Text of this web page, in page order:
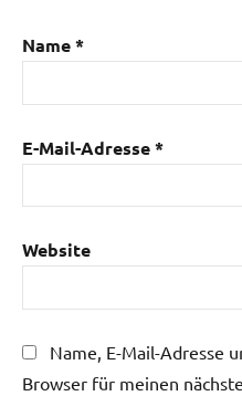
Name*
E-Mail-Adresse*
Website
Name, E-Mail-Adresse
Browser für meinen